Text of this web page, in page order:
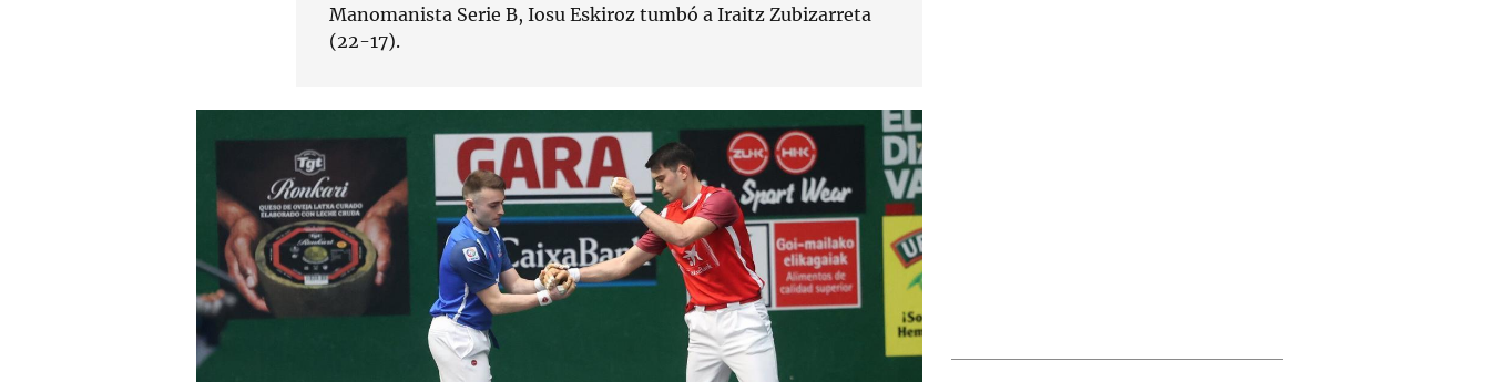
Manomanista Serie B, Iosu Eskiroz tumbó a Iraitz Zubizarreta
(22-17).